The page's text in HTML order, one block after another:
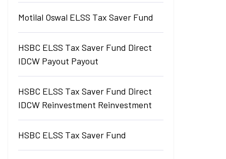
Motilal Oswal ELSS Tax Saver Fund
HSBC ELSS Tax Saver Fund Direct
IDCW Payout Payout
HSBC ELSS Tax Saver Fund Direct
IDCW Reinvestment Reinvestment
HSBC ELSS Tax Saver Fund